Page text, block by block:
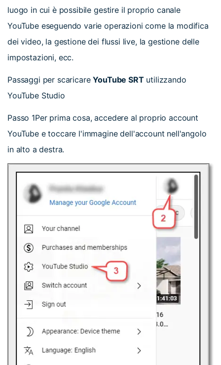
luogo in cui è possibile gestire il proprio canale
YouTube eseguendo varie operazioni come la modifica
dei video, la gestione dei flussi live, la gestione delle
impostazioni, ecc.
Passaggi per scaricare YouTube SRT utilizzando
YouTube Studio
Passo 1Per prima cosa, accedere al proprio account
YouTube e toccare l'immagine dell'account nell'angolo
in alto a destra.